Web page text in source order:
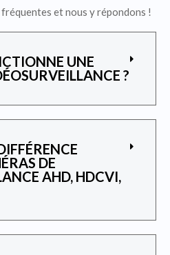
et nous y répondons !
UNE
?
DE
AHD, HDCVI,